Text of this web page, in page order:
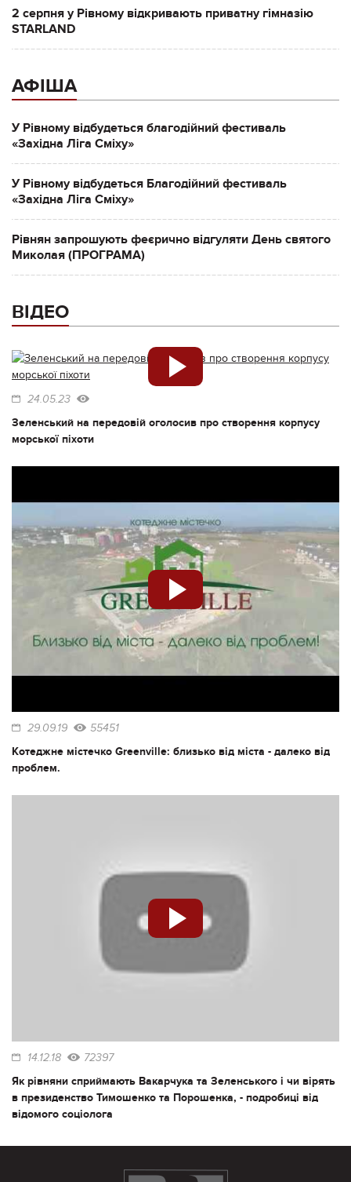
2 серпня у Рівному відкривають приватну гімназію
STARLAND
АФІША
У Рівному відбудеться благодійний фестиваль
«Західна Ліга Сміху»
У Рівному відбудеться Благодійний фестиваль
«Західна Ліга Сміху»
Рівнян запрошують феєрично відгуляти День святого
Миколая (ПРОГРАМА)
ВІДЕО
24.05.23
Зеленський на передовій оголосив про створення корпусу
морської піхоти
29.09.19 55451
Котеджне містечко Greenville: близько від міста - далеко від
проблем.
14.12.18 72397
Як рівняни сприймають Вакарчука та Зеленського і чи вірять
в президенство Тимошенко та Порошенка, - подробиці від
відомого соціолога